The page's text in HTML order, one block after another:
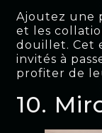
Ajoutez une
et les
douillet. Cet
invités à
profiter de
10.